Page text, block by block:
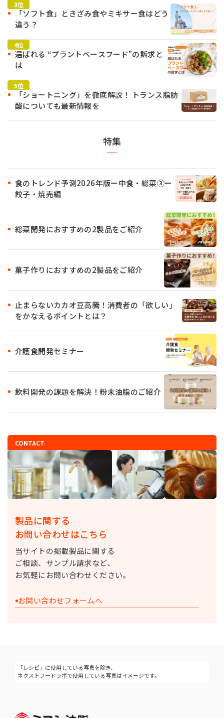
「ソフト食」ときざみ食やミキサー食はどう
違う？
選ばれる “プラントベースフード”の訴求と
は
「ショートニング」を徹底解説！ トランス脂肪
酸についても最新情報を
特集
食のトレンド予測2026年版ー中食・総菜③ー
餃子・焼売編
総菜開発におすすめの2製品をご紹介
菓子作りにおすすめの2製品をご紹介
止まらないカカオ豆高騰！消費者の「欲しい」
をかなえるポイントとは？
介護食開発セミナー
飲料開発の課題を解決！粉末油脂のご紹介
CONTACT
製品に関する
お問い合わせはこちら
当サイトの掲載製品に関する
ご相談、サンプル請求など、
お気軽にお問い合わせください。
お問い合わせフォームへ
「レシピ」に使用している写真を除き、
ネクストフードラボで使用している写真はイメージです。